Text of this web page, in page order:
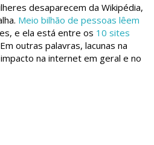
desaparecem da Wikipédia,
Meio bilhão de pessoas lêem
e ela está entre os 10 sites
outras palavras, lacunas na
na internet em geral e no